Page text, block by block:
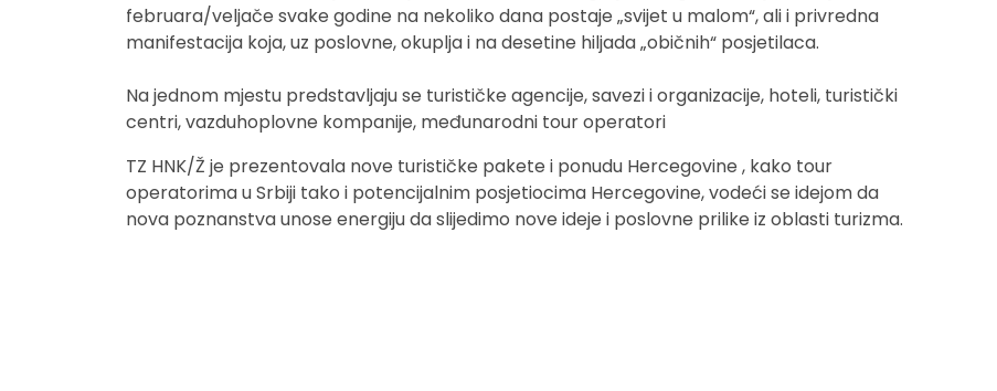
februara/veljače svake godine na nekoliko dana postaje „svijet u malom“, ali i privredna
manifestacija koja, uz poslovne, okuplja i na desetine hiljada „običnih“ posjetilaca.
Na jednom mjestu predstavljaju se turističke agencije, savezi i organizacije, hoteli, turistički
centri, vazduhoplovne kompanije, međunarodni tour operatori
TZ HNK/Ž je prezentovala nove turističke pakete i ponudu Hercegovine , kako tour
operatorima u Srbiji tako i potencijalnim posjetiocima Hercegovine, vodeći se idejom da
nova poznanstva unose energiju da slijedimo nove ideje i poslovne prilike iz oblasti turizma.